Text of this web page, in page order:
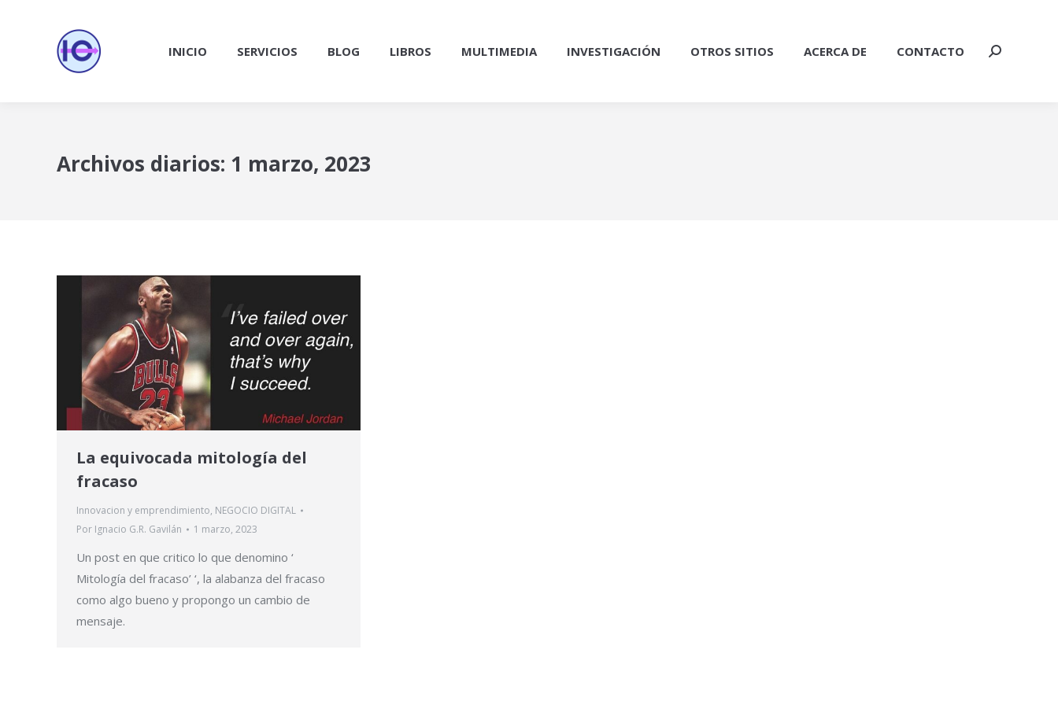
INICIO SERVICIOS BLOG LIBROS MULTIMEDIA INVESTIGACIÓN OTROS SITIOS ACERCA DE CONTACTO Buscar:
Archivos diarios: 1 marzo, 2023
La equivocada mitología del
fracaso
Innovacion y emprendimiento, NEGOCIO DIGITAL
Por Ignacio G.R. Gavilán 1 marzo, 2023
Un post en que critico lo que denomino ‘
Mitología del fracaso’ ‘, la alabanza del fracaso
como algo bueno y propongo un cambio de
mensaje.